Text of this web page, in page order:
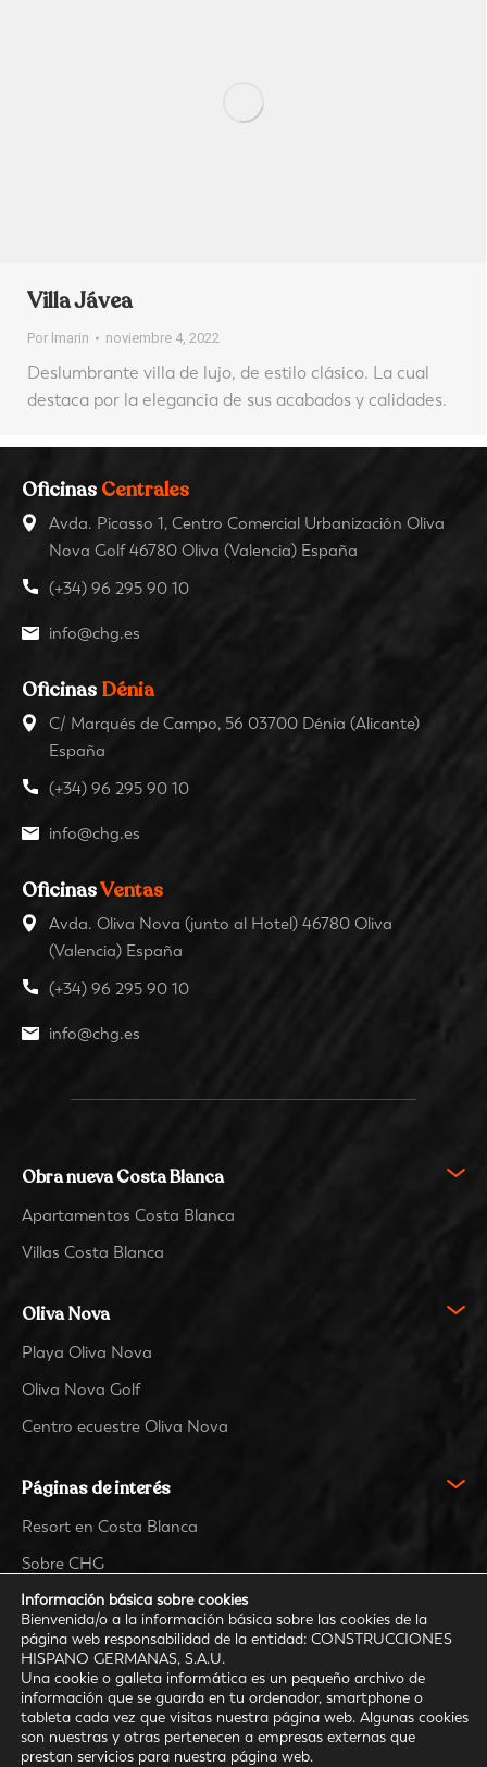
Villa Jávea
Por lmarin noviembre 4, 2022
Deslumbrante villa de lujo, de estilo clásico. La cual
destaca por la elegancia de sus acabados y calidades.
Oficinas Centrales
Avda. Picasso 1, Centro Comercial Urbanización Oliva
Nova Golf 46780 Oliva (Valencia) España
(+34) 96 295 90 10
info@chg.es
Oficinas Dénia
C/ Marqués de Campo, 56 03700 Dénia (Alicante)
España
(+34) 96 295 90 10
info@chg.es
OficinasVentas
Avda. Oliva Nova (junto al Hotel) 46780 Oliva
(Valencia) España
(+34) 96 295 90 10
info@chg.es
Obra nueva Costa Blanca
Apartamentos Costa Blanca
Villas Costa Blanca
Oliva Nova
Playa Oliva Nova
Oliva Nova Golf
Centro ecuestre Oliva Nova
Páginas de interés
Resort en Costa Blanca
Sobre CHG
Contacto
Comunidad
· Trabaja con nosotros
Información básica sobre cookies
Bienvenida/o a la información básica sobre las cookies de la
página web responsabilidad de la entidad: CONSTRUCCIONES
HISPANO GERMANAS, S.A.U.
Una cookie o galleta informática es un pequeño archivo de
información que se guarda en tu ordenador, smartphone o
tableta cada vez que visitas nuestra página web. Algunas cookies
son nuestras y otras pertenecen a empresas externas que
prestan servicios para nuestra página web.